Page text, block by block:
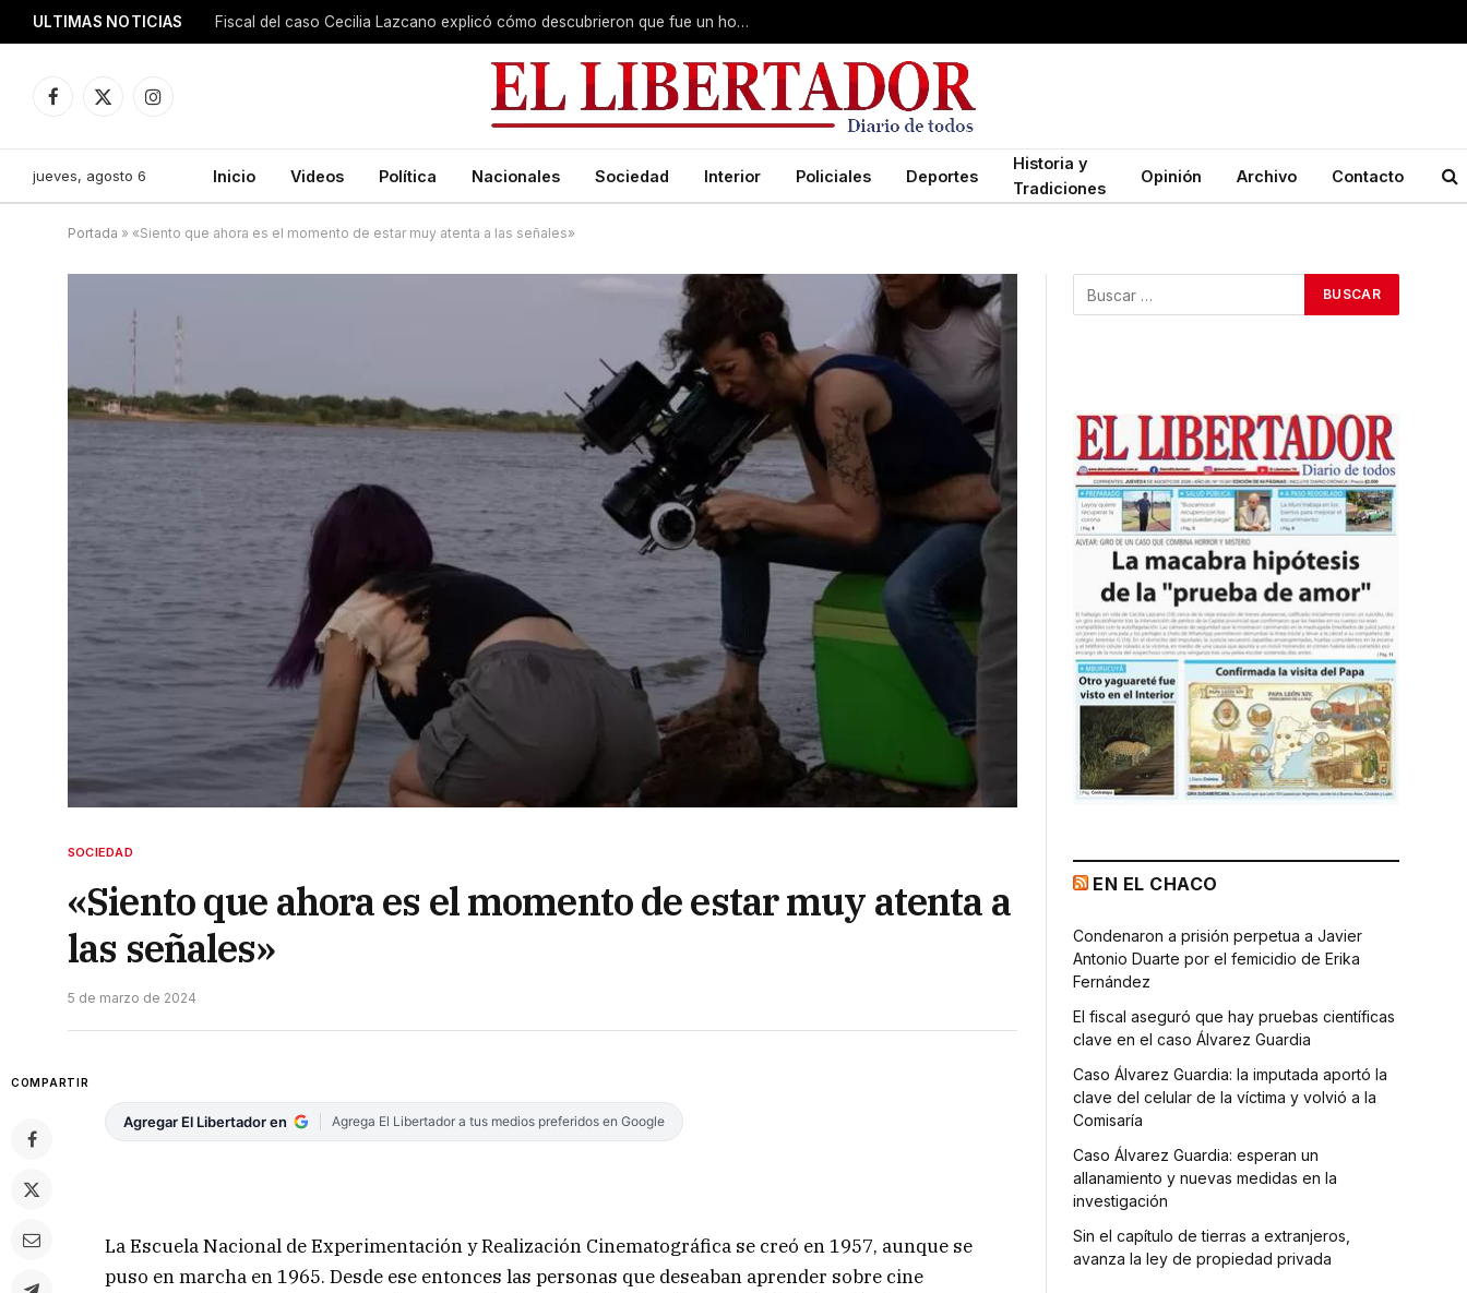
ULTIMAS NOTICIAS Fiscal del caso Cecilia Lazcano explicó cómo descubrieron que fue un homicidio y reveló que hubo premeditación
Facebook
X
Instagram
jueves, agosto 6 Inicio Videos Política Nacionales Sociedad Interior Policiales Deportes
Historia y
Tradiciones
Opinión Archivo Contacto
Portada » «Siento que ahora es el momento de estar muy atenta a las señales»
SOCIEDAD
«Siento que ahora es el momento de estar muy atenta a
las señales»
5 de marzo de 2024
COMPARTIR
Agregar El Libertador en Agrega El Libertador a tus medios preferidos en Google
La Escuela Nacional de Experimentación y Realización Cinematográfica se creó en 1957, aunque se
puso en marcha en 1965. Desde ese entonces las personas que deseaban aprender sobre cine
EN EL CHACO
Condenaron a prisión perpetua a Javier
Antonio Duarte por el femicidio de Erika
Fernández
El fiscal aseguró que hay pruebas científicas
clave en el caso Álvarez Guardia
Caso Álvarez Guardia: la imputada aportó la
clave del celular de la víctima y volvió a la
Comisaría
Caso Álvarez Guardia: esperan un
allanamiento y nuevas medidas en la
investigación
Sin el capítulo de tierras a extranjeros,
avanza la ley de propiedad privada